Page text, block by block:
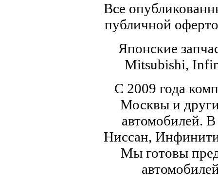
Все
публичной
Японские
Mitsubishi,
С 2009 года
Москвы и
автомобилей.
Ниссан,
Мы готовы